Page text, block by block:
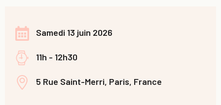
Samedi 13 juin 2026
11h - 12h30
5 Rue Saint-Merri, Paris, France